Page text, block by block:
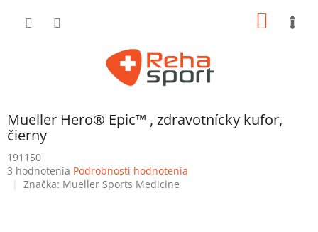
Mueller Hero® Epic™ , zdravotnícky kufor,
čierny
191150
Priemerné
hodnotenie
3 hodnotenia Podrobnosti hodnotenia
Značka: Mueller Sports Medicine